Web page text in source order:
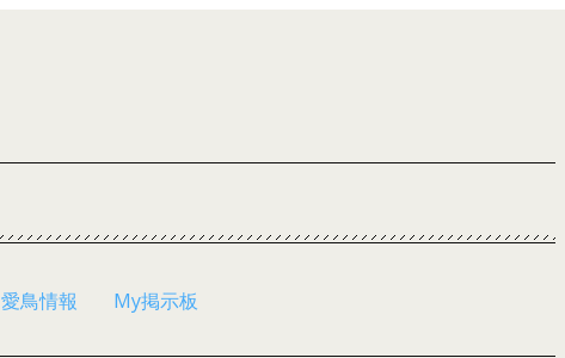
愛鳥情報 My掲示板